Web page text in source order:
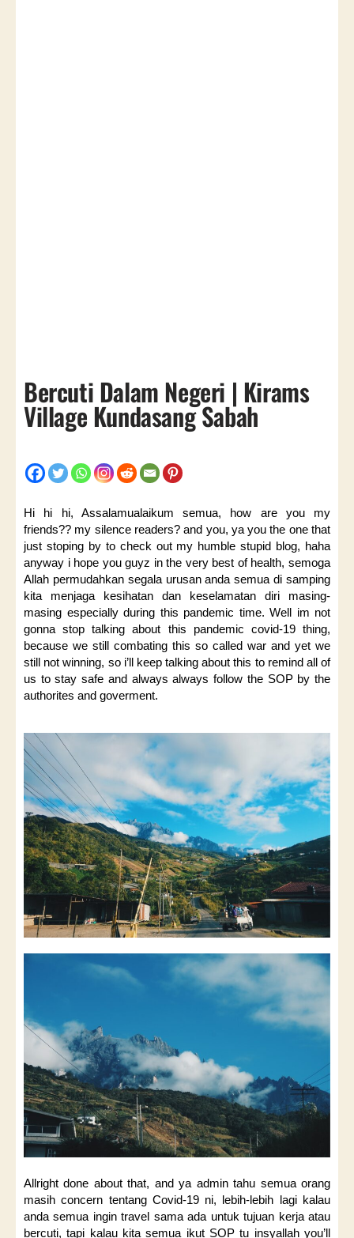
Bercuti Dalam Negeri | Kirams
Village Kundasang Sabah
Hi hi hi, Assalamualaikum semua, how are you my
friends?? my silence readers? and you, ya you the one that
just stoping by to check out my humble stupid blog, haha
anyway i hope you guyz in the very best of health, semoga
Allah permudahkan segala urusan anda semua di samping
kita menjaga kesihatan dan keselamatan diri masing-
masing especially during this pandemic time. Well im not
gonna stop talking about this pandemic covid-19 thing,
because we still combating this so called war and yet we
still not winning, so i’ll keep talking about this to remind all of
us to stay safe and always always follow the SOP by the
authorites and goverment.
Allright done about that, and ya admin tahu semua orang
masih concern tentang Covid-19 ni, lebih-lebih lagi kalau
anda semua ingin travel sama ada untuk tujuan kerja atau
bercuti, tapi kalau kita semua ikut SOP tu insyallah you’ll